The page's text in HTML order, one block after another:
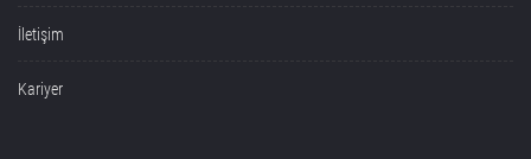
İletişim
Kariyer